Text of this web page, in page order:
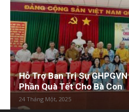
Hỗ Trợ Ban Trị Sự
Phần Quà Tết Cho Bà Con
24 Tháng Một, 2025